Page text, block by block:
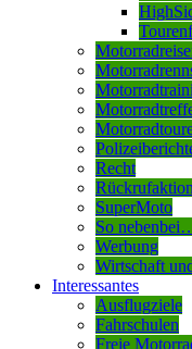
Recht
SuperMoto
So
Werbung
Wirtschaft
Interessantes
Ausflugziele
Fahrschulen
Freie